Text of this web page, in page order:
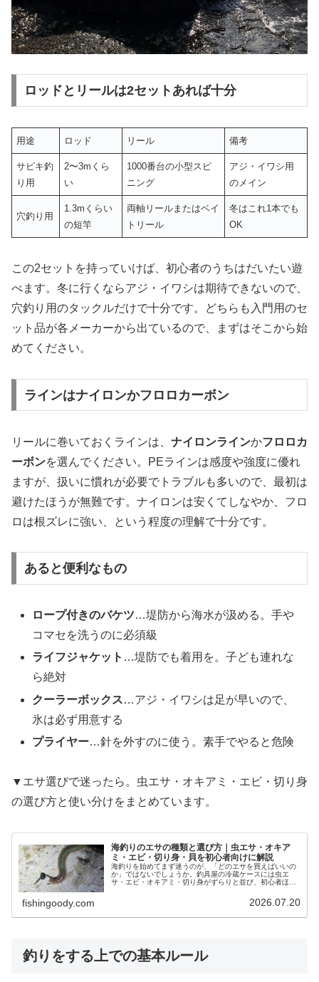
ロッドとリールは2セットあれば十分
用途 ロッド リール 備考
サビキ釣
り用
2〜3mくら
い
1000番台の小型スピ
ニング
アジ・イワシ用
のメイン
穴釣り用
1.3mくらい
の短竿
両軸リールまたはベイ
トリール
冬はこれ1本でも
OK
この2セットを持っていけば、初心者のうちはだいたい遊
べます。冬に行くならアジ・イワシは期待できないので、
穴釣り用のタックルだけで十分です。どちらも入門用のセ
ット品が各メーカーから出ているので、まずはそこから始
めてください。
ラインはナイロンかフロロカーボン
リールに巻いておくラインは、 ナイロンラインかフロロカ
ーボンを選んでください。PEラインは感度や強度に優れ
ますが、扱いに慣れが必要でトラブルも多いので、最初は
避けたほうが無難です。ナイロンは安くてしなやか、フロ
ロは根ズレに強い、という程度の理解で十分です。
あると便利なもの
ロープ付きのバケツ…堤防から海水が汲める。手や
コマセを洗うのに必須級
ライフジャケット …堤防でも着用を。子ども連れな
ら絶対
クーラーボックス…アジ・イワシは足が早いので、
氷は必ず用意する
プライヤー…針を外すのに使う。素手でやると危険
▼エサ選びで迷ったら。虫エサ・オキアミ・エビ・切り身
の選び方と使い分けをまとめています。
海釣りのエサの種類と選び方｜虫エサ・オキア
ミ・エビ・切り身・貝を初心者向けに解説
海釣りを始めてまず迷うのが、「どのエサを買えばいいの
か」ではないでしょうか。釣具屋の冷蔵ケースには虫エ
サ・エビ・オキアミ・切り身がずらりと並び、初心者ほど
fishingoody.com 2026.07.20
釣りをする上での基本ルール